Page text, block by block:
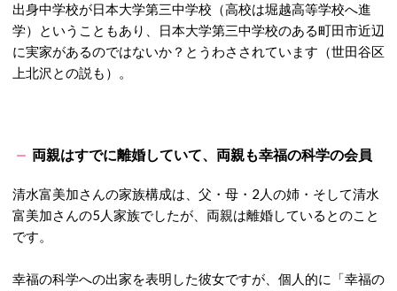
出身中学校が日本大学第三中学校（高校は堀越高等学校へ進
学）ということもあり、日本大学第三中学校のある町田市近辺
に実家があるのではないか？とうわさされています（世田谷区
上北沢との説も）。
両親はすでに離婚していて、両親も幸福の科学の会員
清水富美加さんの家族構成は、父・母・2人の姉・そして清水
富美加さんの5人家族でしたが、両親は離婚しているとのこと
です。
幸福の科学への出家を表明した彼女ですが、個人的に「幸福の